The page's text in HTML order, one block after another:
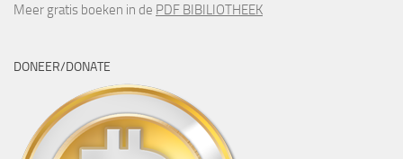
Meer gratis boeken in de PDF BIBILIOTHEEK
DONEER/DONATE